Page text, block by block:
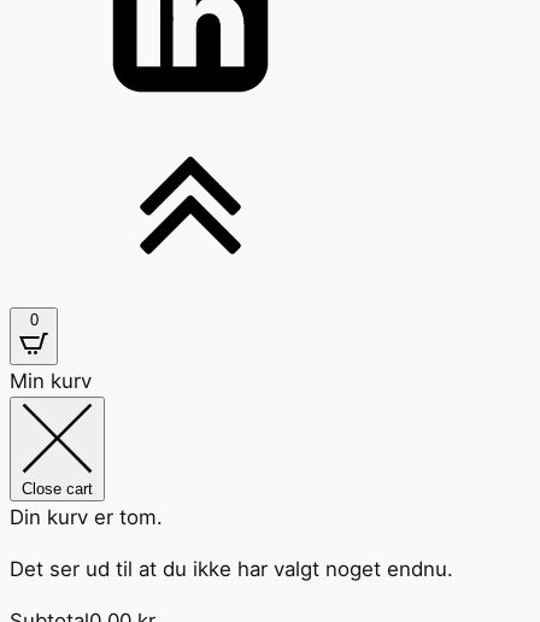
0
Min kurv
Close cart
Din kurv er tom.
Det ser ud til at du ikke har valgt noget endnu.